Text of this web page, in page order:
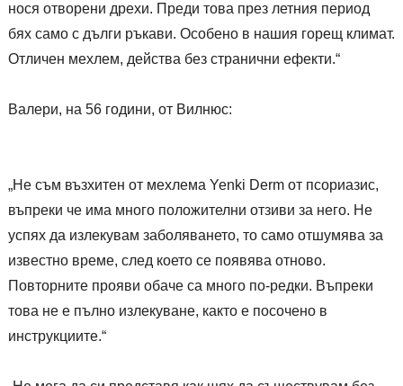
нося отворени дрехи. Преди това през летния период
бях само с дълги ръкави. Особено в нашия горещ климат.
Отличен мехлем, действа без странични ефекти.“
Валери, на 56 години, от Вилнюс:
„Не съм възхитен от мехлема Yenki Derm от псориазис,
въпреки че има много положителни отзиви за него. Не
успях да излекувам заболяването, то само отшумява за
известно време, след което се появява отново.
Повторните прояви обаче са много по-редки. Въпреки
това не е пълно излекуване, както е посочено в
инструкциите.“